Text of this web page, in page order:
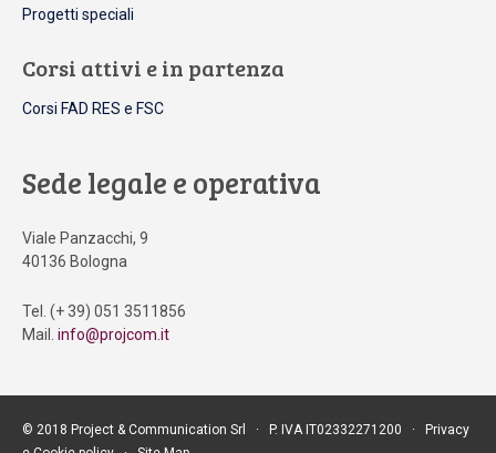
Progetti speciali
Corsi attivi e in partenza
Corsi FAD RES e FSC
Sede legale e operativa
Viale Panzacchi, 9
40136 Bologna
Tel. (+ 39) 051 3511856
Mail. info@projcom.it
© 2018 Project & Communication Srl ∙ P. IVA IT02332271200 ∙
Privacy